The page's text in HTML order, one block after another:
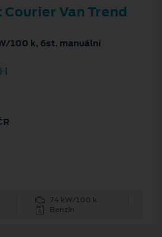
Van Trend
100 k, 6st. manuální
74 kW/100 k
Benzín